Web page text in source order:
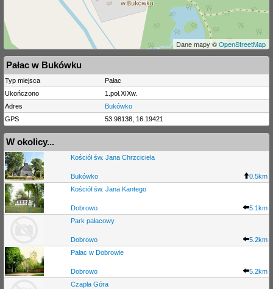
Dane mapy ©OpenStreetMap
Pałac w Bukówku
Typ miejsca
Pałac
Ukończono
1.poł.XIXw.
Adres
Bukówko
GPS
53.98138, 16.19421
W okolicy...
Kościół św. Jana Chrzciciela
Bukówko
0.5km
Kościół św. Jana Kantego
Dobrowo
5.1km
Park pałacowy
Dobrowo
5.2km
Pałac w Dobrowie
Dobrowo
5.2km
Czapla Góra